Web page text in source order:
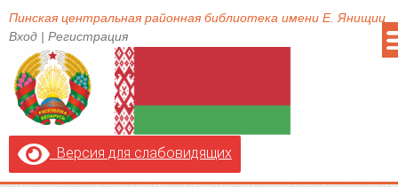
Пинская центральная районная библиотека имени Е. Янищиц
Вход | Регистрация
Версия для слабовидящих